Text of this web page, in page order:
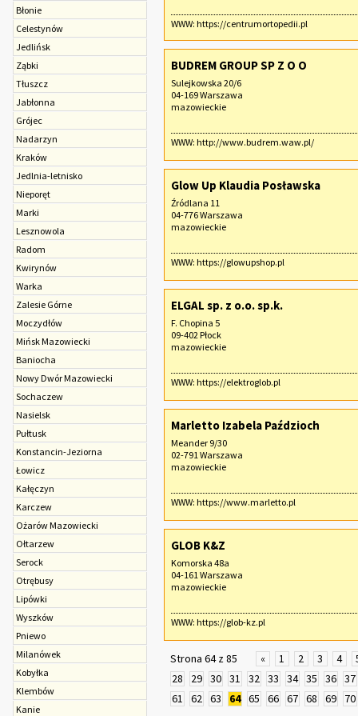
Błonie
Celestynów
Jedlińsk
Ząbki
Tłuszcz
Jabłonna
Grójec
Nadarzyn
Kraków
Jedlnia-letnisko
Nieporęt
Marki
Lesznowola
Radom
Kwirynów
Warka
Zalesie Górne
Moczydłów
Mińsk Mazowiecki
Baniocha
Nowy Dwór Mazowiecki
Sochaczew‎
Nasielsk
Pułtusk
Konstancin-Jeziorna
Łowicz
Kałęczyn
Karczew
Ożarów Mazowiecki
Ołtarzew
Serock
Otrębusy
Lipówki
Wyszków
Pniewo
Milanówek
Kobyłka
Klembów
Kanie
WWW: https://centrumortopedii.pl
BUDREM GROUP SP Z O O
Sulejkowska 20/6
04-169 Warszawa
mazowieckie
WWW: http://www.budrem.waw.pl/
Glow Up Klaudia Posławska
Źródlana 11
04-776 Warszawa
mazowieckie
WWW: https://glowupshop.pl
ELGAL sp. z o.o. sp.k.
F. Chopina 5
09-402 Płock
mazowieckie
WWW: https://elektroglob.pl
Marletto Izabela Paździoch
Meander 9/30
02-791 Warszawa
mazowieckie
WWW: https://www.marletto.pl
GLOB K&Z
Komorska 48a
04-161 Warszawa
mazowieckie
WWW: https://glob-kz.pl
Strona 64 z 85 « 1 2 3 4
28
29 30 31 32 33 34 35 36 37
61
62 63 64 65 66 67 68 69 70